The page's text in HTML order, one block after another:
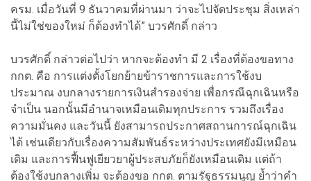
ครม. เมื่อวันที่ 9 ธันวาคมที่ผ่านมา ว่าจะไปจัดประชุม สิ่งเหล่า
นี้ไม่ใช่ของใหม่ ก็ต้องทำได้” บวรศักดิ์ กล่าว
บวรศักดิ์ กล่าวต่อไปว่า หากจะต้องทำ มี 2 เรื่องที่ต้องขอทาง
กกต. คือ การแต่งตั้งโยกย้ายข้าราชการและการใช้งบ
ประมาณ งบกลางรายการเงินสำรองจ่าย เพื่อกรณีฉุกเฉินหรือ
จำเป็น นอกนั้นมีอำนาจเหมือนเดิมทุกประการ รวมถึงเรื่อง
ความมั่นคง และวันนี้ ยังสามารถประกาศสถานการณ์ฉุกเฉิน
ได้ เช่นเดียวกับเรื่องความสัมพันธ์ระหว่างประเทศยังมีเหมือน
เดิม และการฟื้นฟูเยียวยาผู้ประสบภัยก็ยังเหมือนเดิม แต่ถ้า
ต้องใช้งบกลางเพิ่ม จะต้องขอ กกต. ตามรัฐธรรมนูญ ย้ำว่าคำ